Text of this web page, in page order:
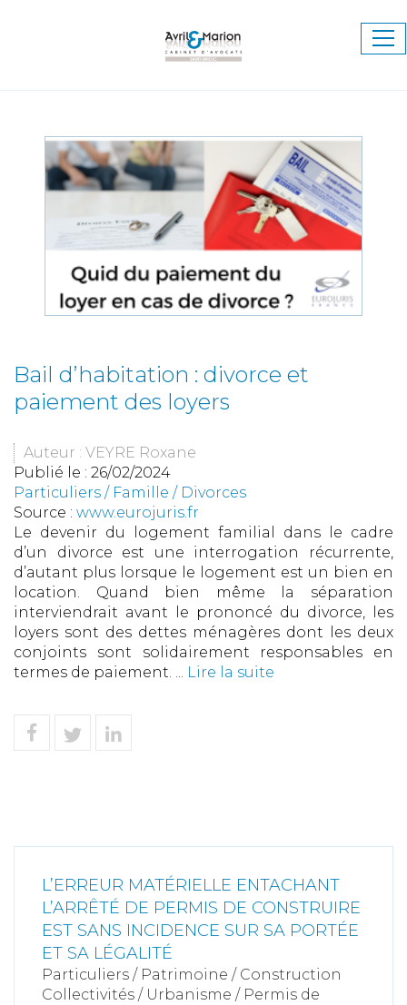
Bail d’habitation : divorce et
paiement des loyers
Auteur : VEYRE Roxane
Publié le : 26/02/2024
Particuliers / Famille / Divorces
Source : www.eurojuris.fr
Le devenir du logement familial dans le cadre
d’un divorce est une interrogation récurrente,
d’autant plus lorsque le logement est un bien en
location. Quand bien même la séparation
interviendrait avant le prononcé du divorce, les
loyers sont des dettes ménagères dont les deux
conjoints sont solidairement responsables en
termes de paiement. ... Lire la suite
L’ERREUR MATÉRIELLE ENTACHANT
L’ARRÊTÉ DE PERMIS DE CONSTRUIRE
EST SANS INCIDENCE SUR SA PORTÉE
ET SA LÉGALITÉ
Particuliers / Patrimoine / Construction
Collectivités / Urbanisme / Permis de